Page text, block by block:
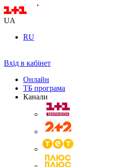
UA
RU
Вхід в кабінет
Онлайн
ТБ програма
Канали